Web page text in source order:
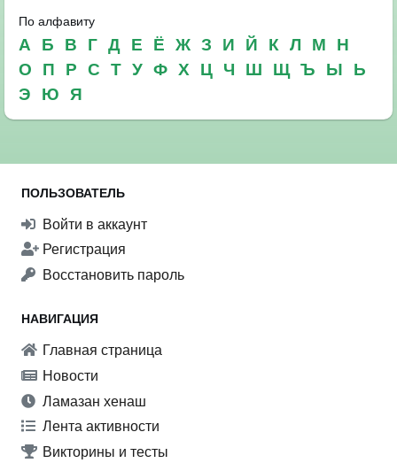
По алфавиту
А Б В Г Д Е Ё Ж З И Й К Л М Н
О П Р С Т У Ф Х Ц Ч Ш Щ Ъ Ы Ь
Э Ю Я
ПОЛЬЗОВАТЕЛЬ
Войти в аккаунт
Регистрация
Восстановить пароль
НАВИГАЦИЯ
Главная страница
Новости
Ламазан хенаш
Лента активности
Викторины и тесты